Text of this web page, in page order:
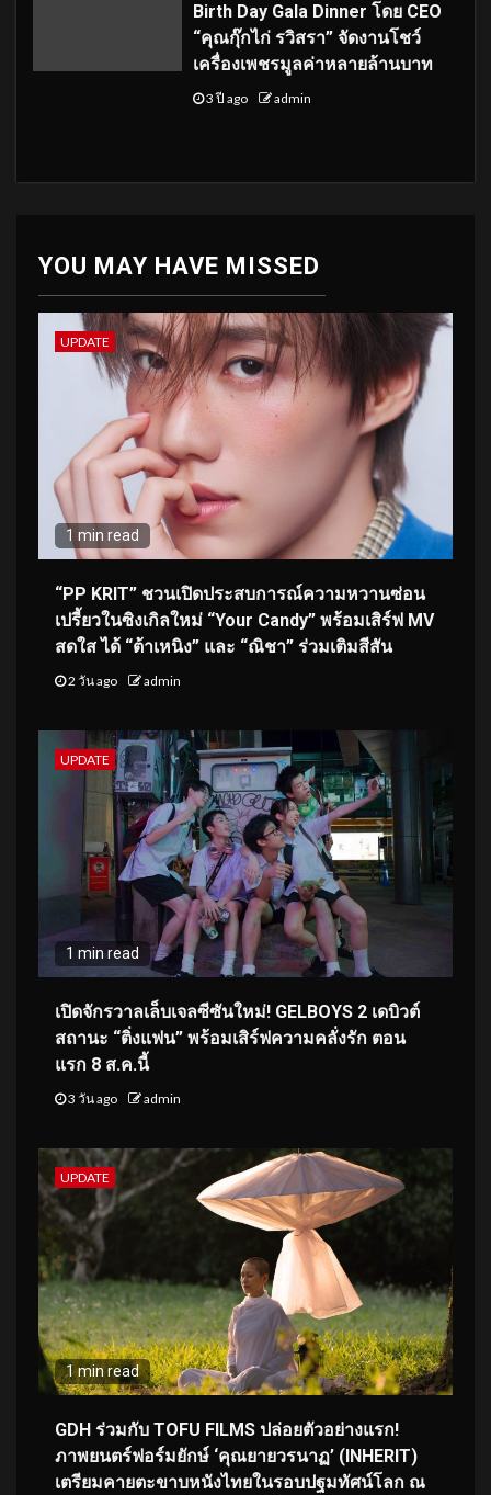
Birth Day Gala Dinner โดย CEO
“คุณกุ๊กไก่ รวิสรา” จัดงานโชว์
เครื่องเพชรมูลค่าหลายล้านบาท
3 ปี ago admin
YOU MAY HAVE MISSED
UPDATE
1 min read
“PP KRIT” ชวนเปิดประสบการณ์ความหวานซ่อน
เปรี้ยวในซิงเกิลใหม่ “Your Candy” พร้อมเสิร์ฟ MV
สดใส ได้ “ต้าเหนิง” และ “ณิชา” ร่วมเติมสีสัน
2 วัน ago admin
UPDATE
1 min read
เปิดจักรวาลเล็บเจลซีซันใหม่! GELBOYS 2 เดบิวต์
สถานะ “ติ่งแฟน” พร้อมเสิร์ฟความคลั่งรัก ตอน
แรก 8 ส.ค.นี้
3 วัน ago admin
UPDATE
1 min read
GDH ร่วมกับ TOFU FILMS ปล่อยตัวอย่างแรก!
ภาพยนตร์ฟอร์มยักษ์ ‘คุณยายวรนาฏ’ (INHERIT)
เตรียมคายตะขาบหนังไทยในรอบปฐมทัศน์โลก ณ